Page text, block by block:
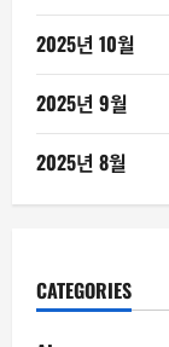
2025년 10월
2025년 9월
2025년 8월
CATEGORIES